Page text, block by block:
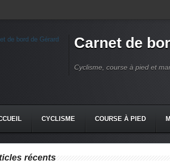
Carnet de
Cyclisme, course à pied et
CYCLISME COURSE À PIED
récents